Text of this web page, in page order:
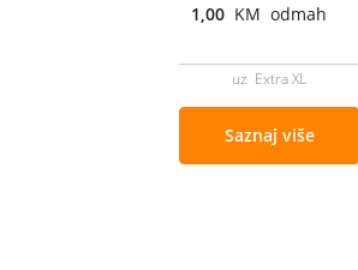
1,00 KM odmah
uz Extra XL
Saznaj više